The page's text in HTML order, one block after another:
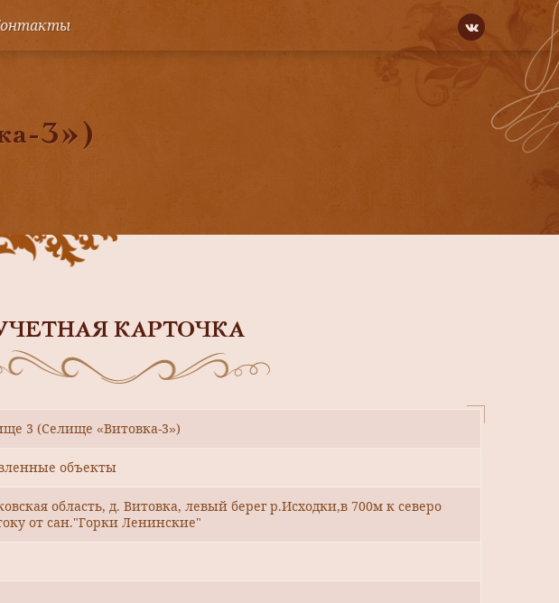
3»)
КАРТОЧКА
3 (Селище «Витовка-3»)
объекты
область, д. Витовка, левый берег р.Исходки,в 700м к северо
от сан."Горки Ленинские"